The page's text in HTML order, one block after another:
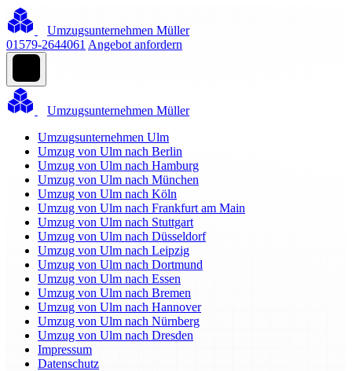
Umzugsunternehmen Müller
01579-2644061 Angebot anfordern
Umzugsunternehmen Müller
Umzugsunternehmen Ulm
Umzug von Ulm nach Berlin
Umzug von Ulm nach Hamburg
Umzug von Ulm nach München
Umzug von Ulm nach Köln
Umzug von Ulm nach Frankfurt am Main
Umzug von Ulm nach Stuttgart
Umzug von Ulm nach Düsseldorf
Umzug von Ulm nach Leipzig
Umzug von Ulm nach Dortmund
Umzug von Ulm nach Essen
Umzug von Ulm nach Bremen
Umzug von Ulm nach Hannover
Umzug von Ulm nach Nürnberg
Umzug von Ulm nach Dresden
Impressum
Datenschutz